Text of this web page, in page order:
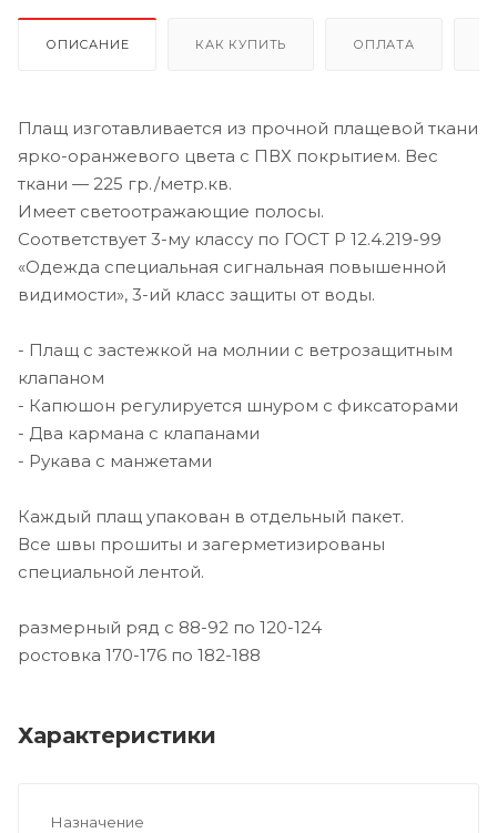
ОПИСАНИЕ КАК КУПИТЬ ОПЛАТА
Плащ изготавливается из прочной плащевой ткани
ярко-оранжевого цвета с ПВХ покрытием. Вес
ткани — 225 гр./метр.кв.
Имеет светоотражающие полосы.
Соответствует 3-му классу по ГОСТ Р 12.4.219-99
«Одежда специальная сигнальная повышенной
видимости», 3-ий класс защиты от воды.
- Плащ с застежкой на молнии с ветрозащитным
клапаном
- Капюшон регулируется шнуром с фиксаторами
- Два кармана с клапанами
- Рукава с манжетами
Каждый плащ упакован в отдельный пакет.
Все швы прошиты и загерметизированы
специальной лентой.
размерный ряд с 88-92 по 120-124
ростовка 170-176 по 182-188
Характеристики
Назначение